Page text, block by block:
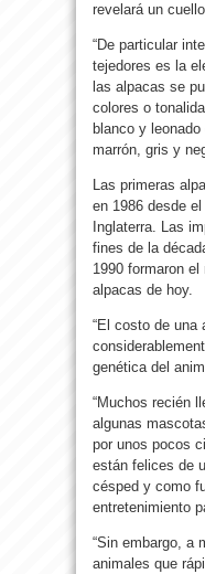
revelará un
“De particular
tejedores es la
las alpacas se
colores o
blanco y leonado
marrón, gris y
Las primeras
en 1986 desde
Inglaterra. Las
fines de la
1990 formaron
alpacas de hoy.
“El costo de una
genética del
“Muchos recién
algunas
por unos pocos
están felices de
césped y como
entretenimiento
“Sin embargo, a
animales que